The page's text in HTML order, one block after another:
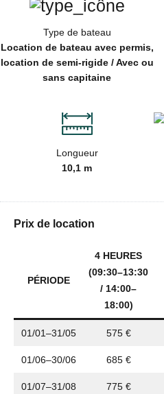
Type de bateau
Location de bateau avec permis,
location de semi-rigide / Avec ou
sans capitaine
Longueur
10,1 m
Prix de location
PÉRIODE
4 HEURES
(09:30–13:30
/ 14:00–
18:00)
01/01–31/05 575 €
01/06–30/06 685 €
01/07–31/08 775 €